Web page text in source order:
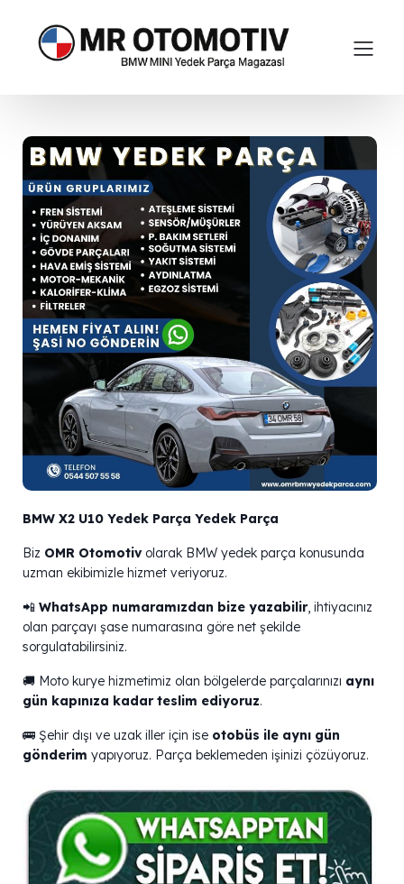
BMW X2 U10 Yedek Parça Yedek Parça
Biz OMR Otomotivolarak BMW yedek parça konusunda
uzman ekibimizle hizmet veriyoruz.
📲 WhatsApp numaramızdan bize yazabilir, ihtiyacınız
olan parçayı şase numarasına göre net şekilde
sorgulatabilirsiniz.
🚚 Moto kurye hizmetimiz olan bölgelerde parçalarınızı aynı
gün kapınıza kadar teslim ediyoruz.
🚌 Şehir dışı ve uzak iller için ise otobüs ile aynı gün
gönderim yapıyoruz. Parça beklemeden işinizi çözüyoruz.